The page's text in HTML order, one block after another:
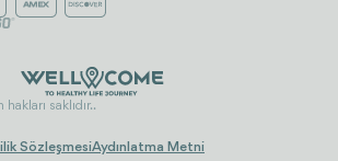
saklıdır..
SözleşmesiAydınlatma Metni